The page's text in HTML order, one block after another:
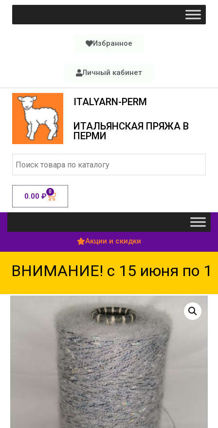
Избранное
Личный кабинет
ITALYARN-PERM
ИТАЛЬЯНСКАЯ ПРЯЖА В
ПЕРМИ
0.00 ₽ 0
Акции и скидки
ВНИМАНИЕ! с 15 июня по 15